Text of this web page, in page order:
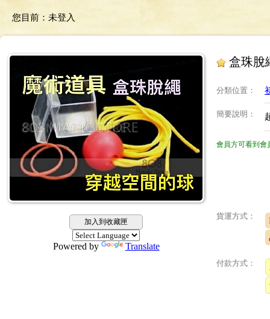
您目前： 未登入
加入到收藏匣
Powered by Translate
盒珠脫
分類位置 ：
簡要說明 ：
會員方可看到會
貨運方式：
付款方式：